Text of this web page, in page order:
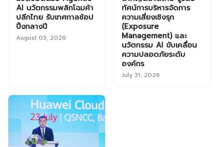
AI นวัตกรรมพลิกโฉมค้า
ปลีกไทย รับเทศกาลช้อป
ปิ้งกลางปี
August 03, 2026
ทัศน์การบริหารจัดการ
ความเสี่ยงเชิงรุก
(Exposure
Management) และ
นวัตกรรม AI ขับเคลื่อน
ความปลอดภัยระดับ
องค์กร
July 31, 2026